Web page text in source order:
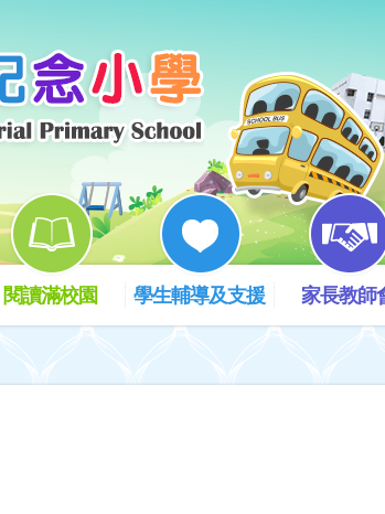
閱讀滿校園 學生輔導及支援 家長教師